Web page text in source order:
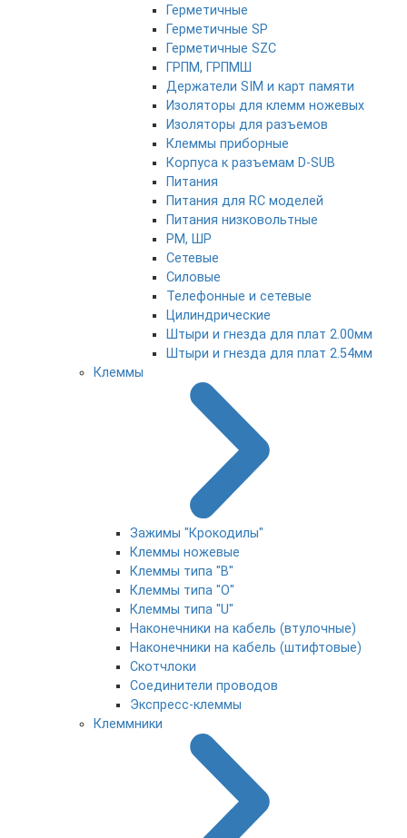
Герметичные
Герметичные SP
Герметичные SZC
ГРПМ, ГРПМШ
Держатели SIM и карт памяти
Изоляторы для клемм ножевых
Изоляторы для разъемов
Клеммы приборные
Корпуса к разъемам D-SUB
Питания
Питания для RC моделей
Питания низковольтные
РМ, ШР
Сетевые
Силовые
Телефонные и сетевые
Цилиндрические
Штыри и гнезда для плат 2.00мм
Штыри и гнезда для плат 2.54мм
Клеммы
Зажимы "Крокодилы"
Клеммы ножевые
Клеммы типа "B"
Клеммы типа "O"
Клеммы типа "U"
Наконечники на кабель (втулочные)
Наконечники на кабель (штифтовые)
Скотчлоки
Соединители проводов
Экспресс-клеммы
Клеммники